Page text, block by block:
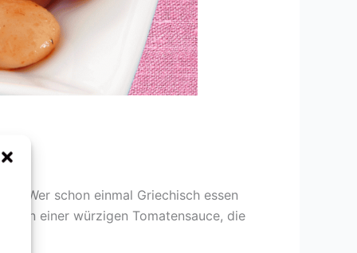
Wer schon einmal Griechisch essen
in einer würzigen Tomatensauce, die